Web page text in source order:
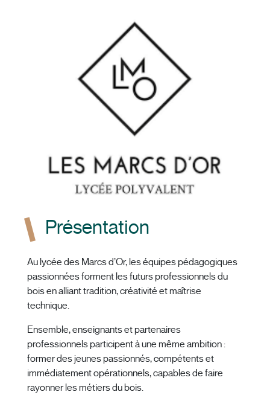
Présentation
Au lycée des Marcs d’Or, les équipes pédagogiques
passionnées forment les futurs professionnels du
bois en alliant tradition, créativité et maîtrise
technique.
Ensemble, enseignants et partenaires
professionnels participent à une même ambition :
former des jeunes passionnés, compétents et
immédiatement opérationnels, capables de faire
rayonner les métiers du bois.